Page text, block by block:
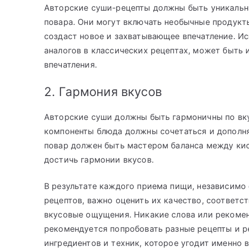
Авторские суши-рецепты должны быть
повара. Они могут включать необычные
создаст новое и захватывающее впечатление.
аналогов в классических рецептах, может
впечатления.
2. Гармония вкусов
Авторские суши должны быть гармоничны по
компоненты блюда должны сочетаться и
повар должен быть мастером баланса между
достичь гармонии вкусов.
В результате каждого приема пищи,
рецептов, важно оценить их качество,
вкусовые ощущения. Никакие слова или
рекомендуется попробовать разные рецепты и
ингредиентов и техник, которое угодит именно